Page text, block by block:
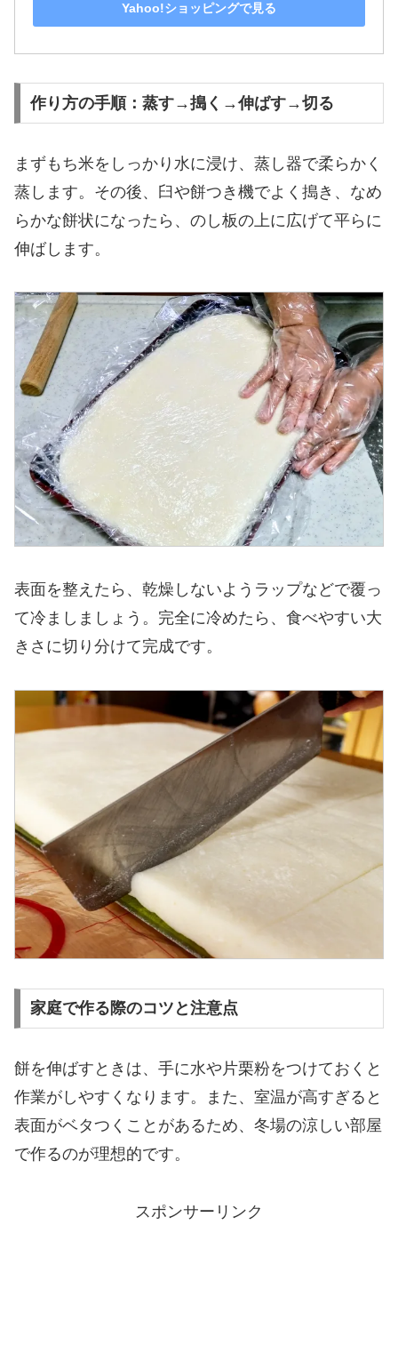
Yahoo!ショッピングで見る
作り方の手順：蒸す→搗く→伸ばす→切る
まずもち米をしっかり水に浸け、蒸し器で柔らかく
蒸します。その後、臼や餅つき機でよく搗き、なめ
らかな餅状になったら、のし板の上に広げて平らに
伸ばします。
表面を整えたら、乾燥しないようラップなどで覆っ
て冷ましましょう。完全に冷めたら、食べやすい大
きさに切り分けて完成です。
家庭で作る際のコツと注意点
餅を伸ばすときは、手に水や片栗粉をつけておくと
作業がしやすくなります。また、室温が高すぎると
表面がベタつくことがあるため、冬場の涼しい部屋
で作るのが理想的です。
スポンサーリンク